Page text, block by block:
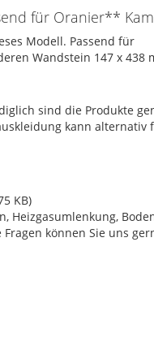
für Oranier**
Modell. Passend für
Wandstein 147 x 438
sind die Produkte
kann alternativ
KB)
Heizgasumlenkung,
können Sie uns